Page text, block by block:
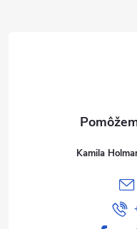
Kamila